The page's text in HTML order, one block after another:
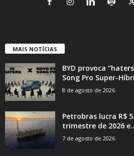
MAIS NOTÍCIAS
BYD provoca
Song Pro Super-
8 de agosto de 2026
Petrobras lucra R$
trimestre de 2026
7 de agosto de 2026